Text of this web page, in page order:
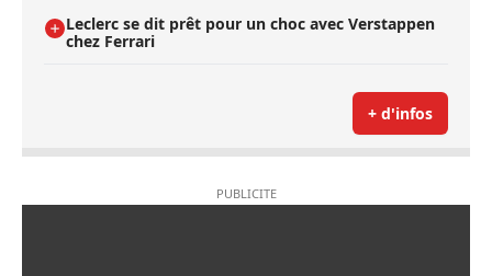
Leclerc se dit prêt pour un choc avec Verstappen
chez Ferrari
+ d'infos